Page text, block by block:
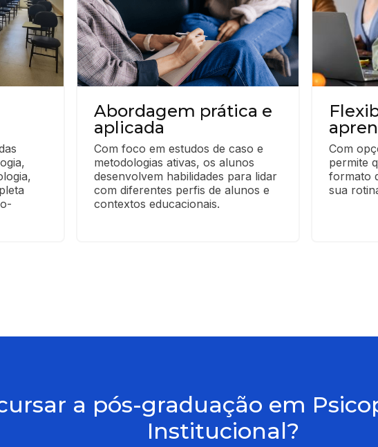
Abordagem prática e
aplicada
Com foco em estudos de caso e
metodologias ativas, os alunos
desenvolvem habilidades para lidar
com diferentes perfis de alunos e
contextos educacionais.
Com
permite
formato
sua
a pós-graduação em
Institucional?